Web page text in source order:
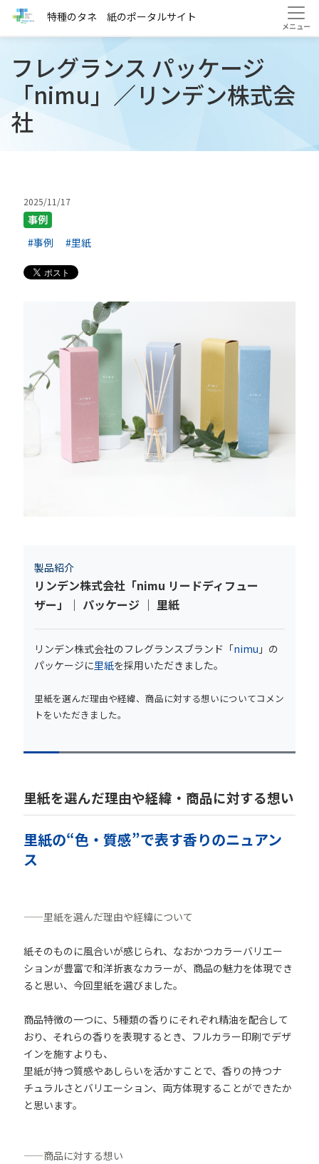
特種のタネ 紙のポータルサイト
HOME ブログ
事例
フレグランス パッケージ「nimu」／リンデン株式会社
フレグランス パッケージ
「nimu」／リンデン株式会
社
2025/11/17
事例
#事例
#里紙
製品紹介
リンデン株式会社「nimu リードディフュー
ザー」｜ パッケージ ｜ 里紙
リンデン株式会社のフレグランスブランド「nimu 」の
パッケージに里紙を採用いただきました。
里紙を選んだ理由や経緯、商品に対する想いについてコメン
トをいただきました。
里紙を選んだ理由や経緯・商品に対する想い
里紙の“色 ・質感”で表す香りのニュアン
ス
——里紙を選んだ理由や経緯について
紙そのものに風合いが感じられ、なおかつカラーバリエー
ションが豊富で和洋折衷なカラーが、商品の魅力を体現でき
ると思い、今回里紙を選びました。
商品特徴の一つに、5種類の香りにそれぞれ精油を配合して
おり、それらの香りを表現するとき、フルカラー印刷でデザ
インを施すよりも、
里紙が持つ質感やあしらいを活かすことで、香りの持つナ
チュラルさとバリエーション、両方体現することができたか
と思います。
——商品に対する想い